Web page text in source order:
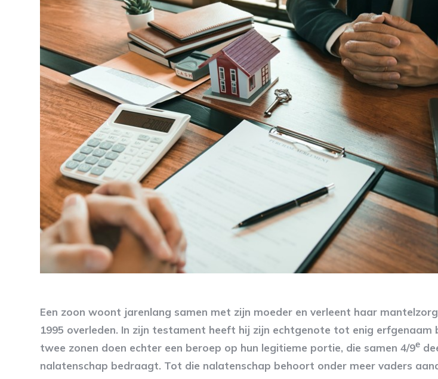
Een zoon woont jarenlang samen met zijn moeder en verleent haar
1995 overleden. In zijn testament heeft hij zijn echtgenote tot enig erfgenaam
twee zonen doen echter een beroep op hun legitieme portie, die samen 4/9e
nalatenschap bedraagt. Tot die nalatenschap behoort onder meer vaders